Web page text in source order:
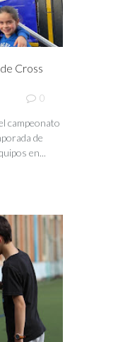
Cross
0
campeonato
de
en...